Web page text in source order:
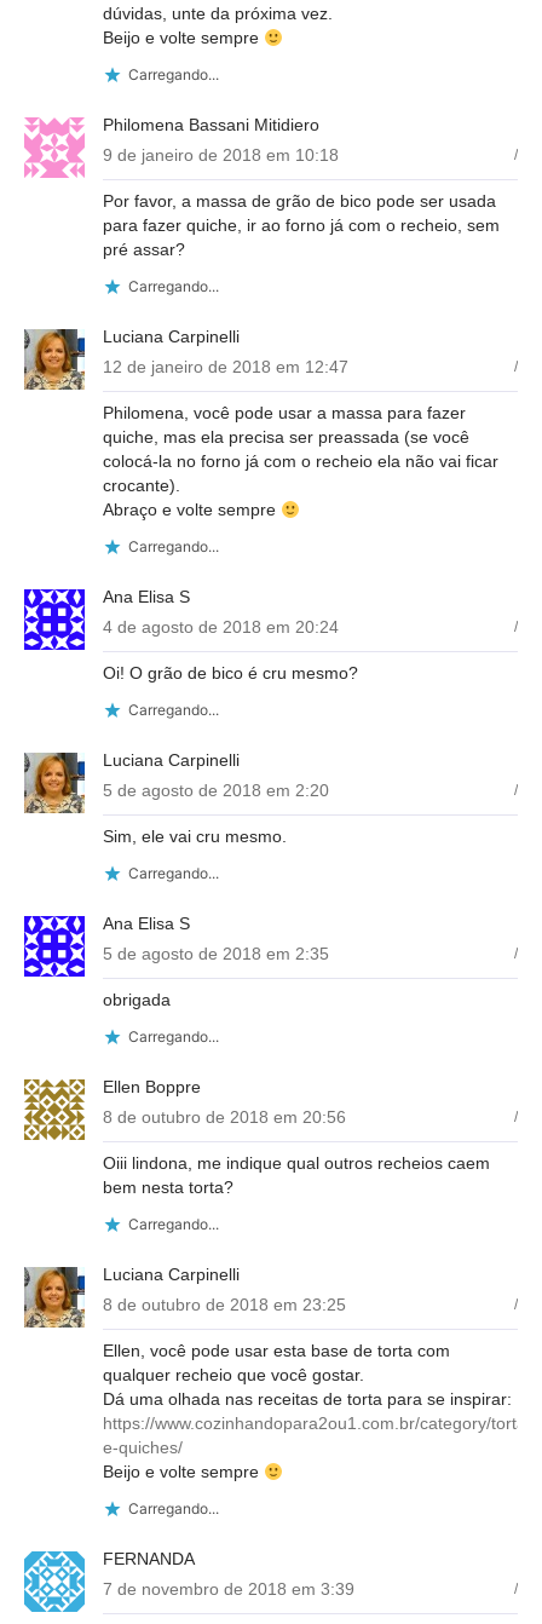
dúvidas, unte da próxima vez.
Beijo e volte sempre
Carregando...
Philomena Bassani Mitidiero
9 de janeiro de 2018 em 10:18
/
Por favor, a massa de grão de bico pode ser usada
para fazer quiche, ir ao forno já com o recheio, sem
pré assar?
Carregando...
Luciana Carpinelli
12 de janeiro de 2018 em 12:47
/
Philomena, você pode usar a massa para fazer
quiche, mas ela precisa ser preassada (se você
colocá-la no forno já com o recheio ela não vai ficar
crocante).
Abraço e volte sempre
Carregando...
Ana Elisa S
4 de agosto de 2018 em 20:24
/
Oi! O grão de bico é cru mesmo?
Carregando...
Luciana Carpinelli
5 de agosto de 2018 em 2:20
/
Sim, ele vai cru mesmo.
Carregando...
Ana Elisa S
5 de agosto de 2018 em 2:35
/
obrigada
Carregando...
Ellen Boppre
8 de outubro de 2018 em 20:56
/
Oiii lindona, me indique qual outros recheios caem
bem nesta torta?
Carregando...
Luciana Carpinelli
8 de outubro de 2018 em 23:25
/
Ellen, você pode usar esta base de torta com
qualquer recheio que você gostar.
Dá uma olhada nas receitas de torta para se inspirar:
https://www.cozinhandopara2ou1.com.br/category/tortas-
e-quiches/
Beijo e volte sempre
Carregando...
FERNANDA
7 de novembro de 2018 em 3:39
/